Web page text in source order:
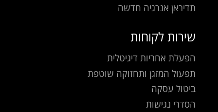
תדיראן אנרגיה חדשה
שירות לקוחות
הפעלת אחריות דיגיטלית
תפעול המזגן ותחזוקה שוטפת
ביטול עסקה
הסדרי נגישות